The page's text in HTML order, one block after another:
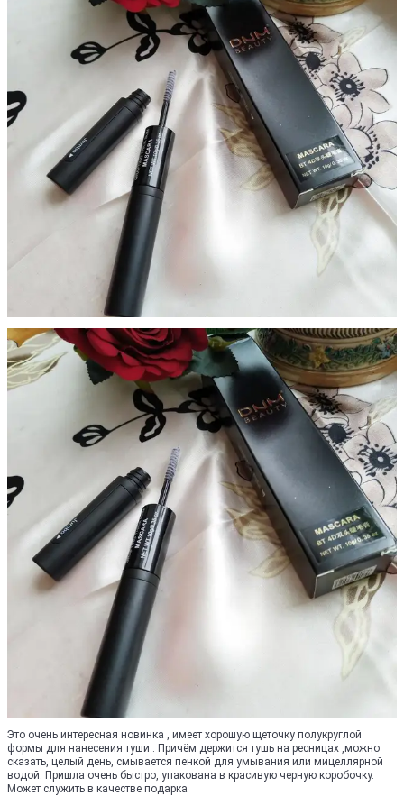
Это очень интересная новинка , имеет хорошую щеточку полукруглой
формы для нанесения туши . Причём держится тушь на ресницах ,можно
сказать, целый день, смывается пенкой для умывания или мицеллярной
водой. Пришла очень быстро, упакована в красивую черную коробочку.
Может служить в качестве подарка